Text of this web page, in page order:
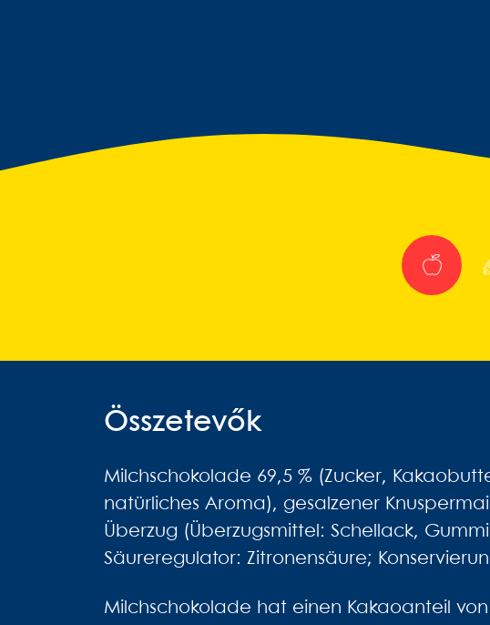
Összetevők
Milchschokolade 69,5 % (Zucker,
natürliches Aroma), gesalzener
Überzug (Überzugsmittel: Schellack,
Säureregulator: Zitronensäure;
Milchschokolade hat einen Kakaoanteil von